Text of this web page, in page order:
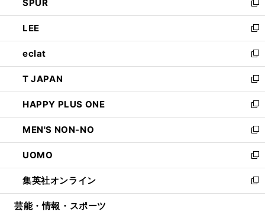
で
開
く
ド
ウ
で
開
く
ィ
ン
ド
ウ
で
開
く
い
ウ
ィ
ン
ド
ウ
で
開
く
SPUR
新
し
い
ウ
ィ
ン
ド
ウ
で
開
く
LEE
新
し
い
ウ
ィ
ン
ド
ウ
で
開
く
eclat
新
し
い
ウ
ィ
ン
ド
ウ
で
開
く
T JAPAN
新
し
い
ウ
ィ
ン
ド
ウ
で
開
HAPPY PLUS ONE
新
し
い
ウ
ィ
ン
ド
ウ
MEN'S NON-NO
新
し
い
ウ
ィ
ン
UOMO
新
し
い
ウ
集英社オンライン
新
し
芸能・情報・スポーツ